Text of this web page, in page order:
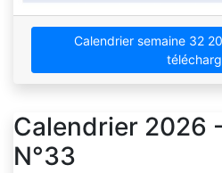
Calendrier semaine 32
Calendrier 2026
N°33